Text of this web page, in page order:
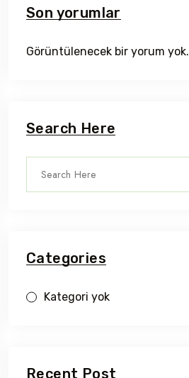
Son yorumlar
Görüntülenecek bir yorum yok.
Search Here
Categories
Kategori yok
Recent Post